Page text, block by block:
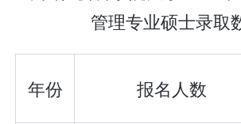
管理专业硕士录取
年份 报名人数